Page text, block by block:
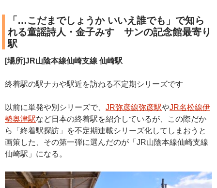
「…こだまでしょうか いいえ誰でも」で知ら
れる童謡詩人・金子みすゞサンの記念館最寄り
駅
[場所]JR山陰本線仙崎支線 仙崎駅
終着駅の駅ナカや駅近を訪ねる不定期シリーズです
以前に単発や別シリーズで、 JR弥彦線弥彦駅やJR名松線伊
勢奥津駅など日本の終着駅を紹介しているが、この際だか
ら「終着駅探訪」を不定期連載シリーズ化してしまおうと
画策した、その第一弾に選んだのが「JR山陰本線仙崎支線
仙崎駅」になる。